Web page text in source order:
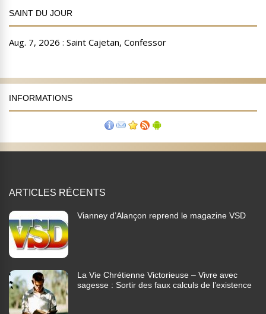
SAINT DU JOUR
INFORMATIONS
ARTICLES RÉCENTS
Vianney d’Alançon reprend le magazine VSD
La Vie Chrétienne Victorieuse – Vivre avec
sagesse : Sortir des faux calculs de l’existence